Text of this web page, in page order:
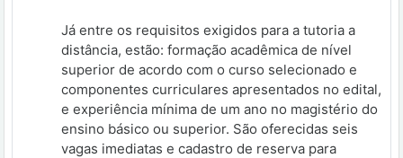
Já entre os requisitos exigidos para a tutoria a
distância, estão: formação acadêmica de nível
superior de acordo com o curso selecionado e
componentes curriculares apresentados no edital,
e experiência mínima de um ano no magistério do
ensino básico ou superior. São oferecidas seis
vagas imediatas e cadastro de reserva para